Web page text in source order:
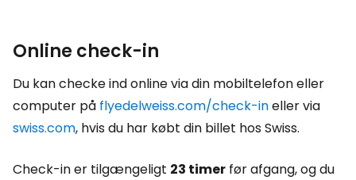
Online check-in
Du kan checke ind online via din mobiltelefon eller
computer på flyedelweiss.com/check-ineller via
swiss.com, hvis du har købt din billet hos Swiss.
Check-in er tilgængeligt 23 timer før afgang, og du